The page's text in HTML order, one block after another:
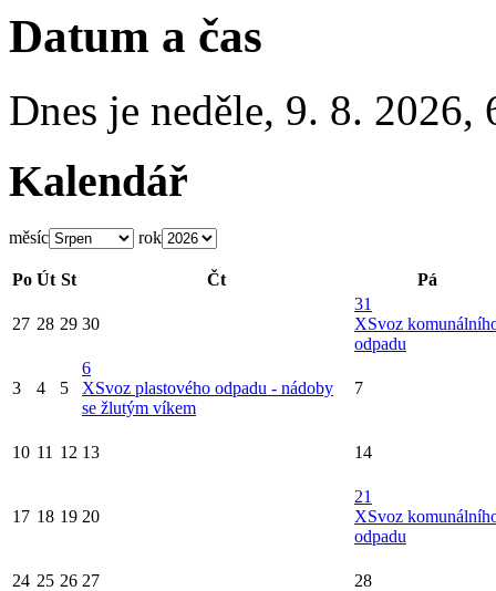
Datum a čas
Dnes je neděle, 9. 8. 2026,
Kalendář
měsíc rok
Po Út St Čt Pá
27 28 29 30
31
XSvoz
odpadu
3 4 5
6
XSvoz plastového odpadu - nádoby
se žlutým víkem
7
10 11 12 13 14
17 18 19 20
21
XSvoz
odpadu
24 25 26 27 28